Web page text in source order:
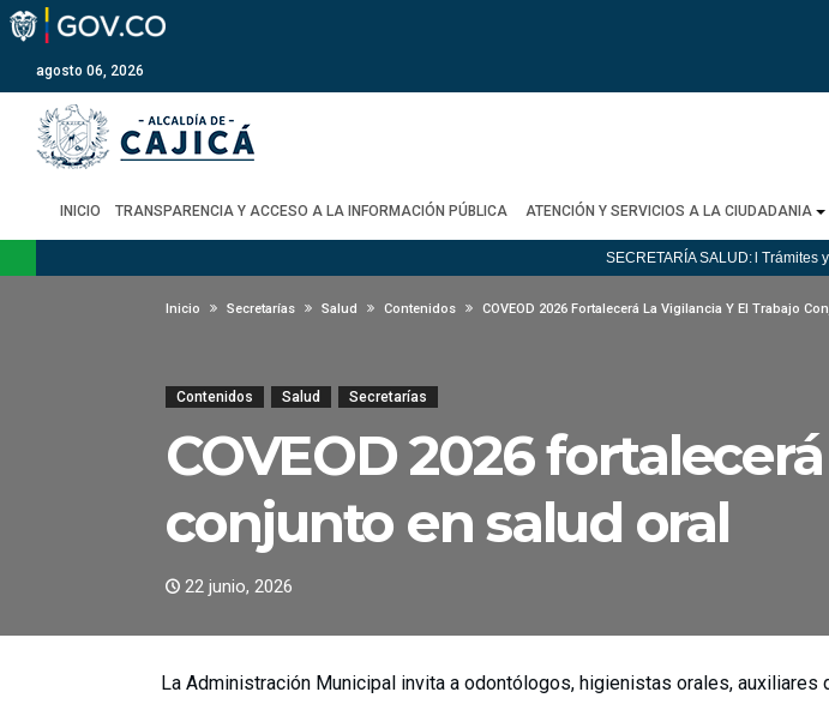
agosto 06, 2026
INICIO TRANSPARENCIA Y ACCESO A LA INFORMACIÓN PÚBLICA ATENCIÓN Y SERVICIOS A LA CIUDADANIA
SECRETARÍA SALUD: l Trámites
Inicio Secretarías Salud Contenidos COVEOD 2026 Fortalecerá La Vigilancia Y El Trabajo
Contenidos Salud Secretarías
COVEOD 2026
conjunto en salud oral
22 junio, 2026
La Administración Municipal invita a odontólogos, higienistas orales, auxiliares